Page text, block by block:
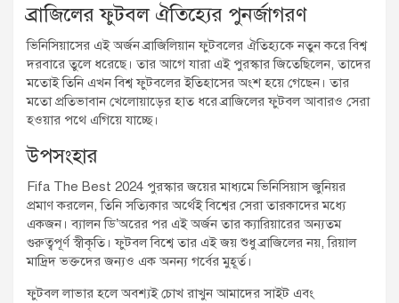
ব্রাজিলের ফুটবল ঐতিহ্যের পুনর্জাগরণ
ভিনিসিয়াসের এই অর্জন ব্রাজিলিয়ান ফুটবলের ঐতিহ্যকে নতুন করে বিশ্ব
দরবারে তুলে ধরেছে। তার আগে যারা এই পুরস্কার জিতেছিলেন, তাদের
মতোই তিনি এখন বিশ্ব ফুটবলের ইতিহাসের অংশ হয়ে গেছেন। তার
মতো প্রতিভাবান খেলোয়াড়ের হাত ধরে ব্রাজিলের ফুটবল আবারও সেরা
হওয়ার পথে এগিয়ে যাচ্ছে।
উপসংহার
Fifa The Best 2024 পুরস্কার জয়ের মাধ্যমে ভিনিসিয়াস জুনিয়র
প্রমাণ করলেন, তিনি সত্যিকার অর্থেই বিশ্বের সেরা তারকাদের মধ্যে
একজন। ব্যালন ডি’অরের পর এই অর্জন তার ক্যারিয়ারের অন্যতম
গুরুত্বপূর্ণ স্বীকৃতি। ফুটবল বিশ্বে তার এই জয় শুধু ব্রাজিলের নয়, রিয়াল
মাদ্রিদ ভক্তদের জন্যও এক অনন্য গর্বের মুহূর্ত।
ফুটবল লাভার হলে অবশ্যই চোখ রাখুন আমাদের সাইট এবং